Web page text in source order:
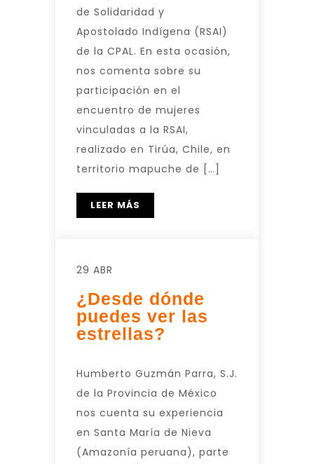
de Solidaridad y
Apostolado Indígena (RSAI)
de la CPAL. En esta ocasión,
nos comenta sobre su
participación en el
encuentro de mujeres
vinculadas a la RSAI,
realizado en Tirúa, Chile, en
territorio mapuche de […]
LEER MÁS
29 ABR
¿Desde dónde
puedes ver las
estrellas?
Humberto Guzmán Parra, S.J.
de la Provincia de México
nos cuenta su experiencia
en Santa María de Nieva
(Amazonía peruana), parte